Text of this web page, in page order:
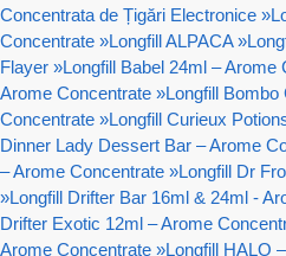
Concentrata de Țigări Electronice »
Concentrate »Longfill ALPACA »
Flayer »Longfill Babel 24ml – Arome
Arome Concentrate »Longfill Bombo
Concentrate »Longfill Curieux
Dinner Lady Dessert Bar – Arome
– Arome Concentrate »Longfill Dr
»Longfill Drifter Bar 16ml & 24ml -
Drifter Exotic 12ml – Arome
Arome Concentrate »Longfill HALO